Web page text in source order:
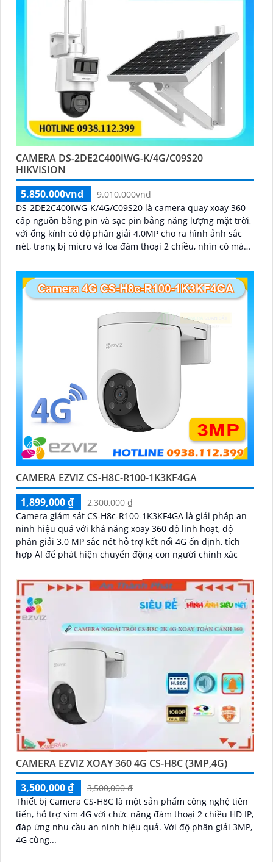
CAMERA DS-2DE2C400IWG-K/4G/C09S20
HIKVISION
5.850.000vnd
9.010.000vnd
DS-2DE2C400IWG-K/4G/C09S20 là camera quay xoay 360
cấp nguồn bằng pin và sạc pin bằng năng lượng mặt trời,
với ống kính có độ phân giải 4.0MP cho ra hình ảnh sắc
nét, trang bị micro và loa đàm thoại 2 chiều, nhìn có màu
CAMERA EZVIZ CS-H8C-R100-1K3KF4GA
1,899,000 ₫
2,300,000 ₫
Camera giám sát CS-H8c-R100-1K3KF4GA là giải pháp an
ninh hiệu quả với khả năng xoay 360 độ linh hoạt, độ
phân giải 3.0 MP sắc nét hỗ trợ kết nối 4G ổn định, tích
hợp AI để phát hiện chuyển động con người chính xác
CAMERA EZVIZ XOAY 360 4G CS-H8C (3MP,4G)
3,500,000 ₫
3,500,000 ₫
Thiết bị Camera CS-H8C là một sản phẩm công nghệ tiên
tiến, hỗ trợ sim 4G với chức năng đàm thoại 2 chiều HD IP,
đáp ứng nhu cầu an ninh hiệu quả. Với độ phân giải 3MP,
4G cùng...